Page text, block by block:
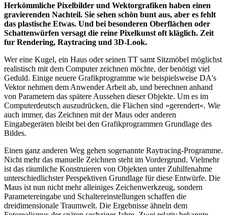
Herkömmliche Pixelbilder und Wektorgrafiken haben einen
gravierenden Nachteil. Sie sehen schön bunt aus, aber es fehlt
das plastische Etwas. Und bei besonderen Oberflächen oder
Schattenwürfen versagt die reine Pixelkunst oft kläglich. Zeit
fur Rendering, Raytracing und 3D-Look.
Wer eine Kugel, ein Haus oder seinen TT samt Sitzmöbel möglichst
realistisch mit dem Computer zeichnen möchte, der benötigt viel
Geduld. Einige neuere Grafikprogramme wie beispielsweise DA's
Vektor nehmen dem Anwender Arbeit ab, und berechnen anhand
von Parametern das spätere Aussehen dieser Objekte. Um es im
Computerdeutsch auszudrücken, die Flächen sind »gerendert«. Wie
auch immer, das Zeichnen mit der Maus oder anderen
Eingabegeräten bleibt bei den Grafikprogrammen Grundlage des
Bildes.
Einen ganz anderen Weg gehen sogenannte Raytracing-Programme.
Nicht mehr das manuelle Zeichnen steht im Vordergrund. Vielmehr
ist das räumliche Konstruieren von Objekten unter Zuhilfenahme
unterschiedlichster Perspektiven Grundlage für diese Entwürfe. Die
Maus ist nun nicht mehr alleiniges Zeichenwerkzeug, sondern
Parametereingabe und Schaltereinstellungen schaffen die
dreidimensionale Traumwelt. Die Ergebnisse ähneln dem